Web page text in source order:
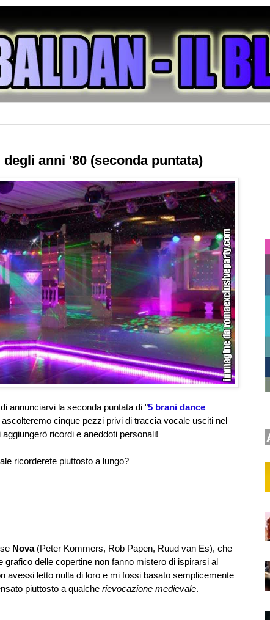
anni '80 (seconda puntata)
annunciarvi la seconda puntata di "5 brani dance
ascolteremo cinque pezzi privi di traccia vocale usciti nel
ricordi e aneddoti personali!
ricorderete piuttosto a lungo?
Nova(Peter Kommers, Rob Papen, Ruud van Es), che
grafico delle copertine non fanno mistero di ispirarsi al
avessi letto nulla di loro e mi fossi basato semplicemente
piuttosto a qualche rievocazione medievale.